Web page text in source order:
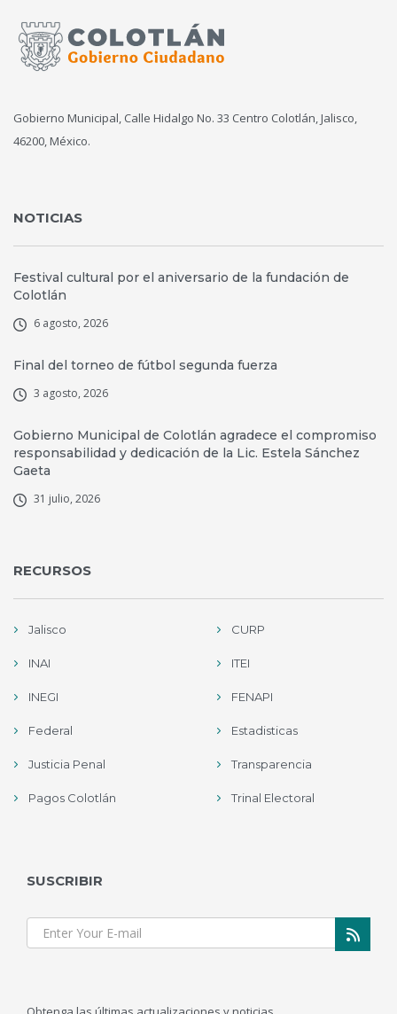
Gobierno Municipal, Calle Hidalgo No. 33 Centro Colotlán, Jalisco,
46200, México.
NOTICIAS
Festival cultural por el aniversario de la fundación de
Colotlán
6 agosto, 2026
Final del torneo de fútbol segunda fuerza
3 agosto, 2026
Gobierno Municipal de Colotlán agradece el compromiso
responsabilidad y dedicación de la Lic. Estela Sánchez
Gaeta
31 julio, 2026
RECURSOS
Jalisco CURP
INAI ITEI
INEGI FENAPI
Federal Estadisticas
Justicia Penal Transparencia
Pagos Colotlán Trinal Electoral
SUSCRIBIR